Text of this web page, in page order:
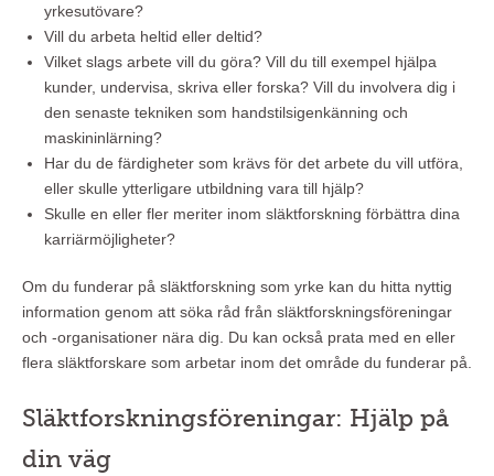
yrkesutövare?
Vill du arbeta heltid eller deltid?
Vilket slags arbete vill du göra? Vill du till exempel hjälpa
kunder, undervisa, skriva eller forska? Vill du involvera dig i
den senaste tekniken som handstilsigenkänning och
maskininlärning?
Har du de färdigheter som krävs för det arbete du vill utföra,
eller skulle ytterligare utbildning vara till hjälp?
Skulle en eller fler meriter inom släktforskning förbättra dina
karriärmöjligheter?
Om du funderar på släktforskning som yrke kan du hitta nyttig
information genom att söka råd från släktforskningsföreningar
och -organisationer nära dig. Du kan också prata med en eller
flera släktforskare som arbetar inom det område du funderar på.
Släktforskningsföreningar: Hjälp på
din väg